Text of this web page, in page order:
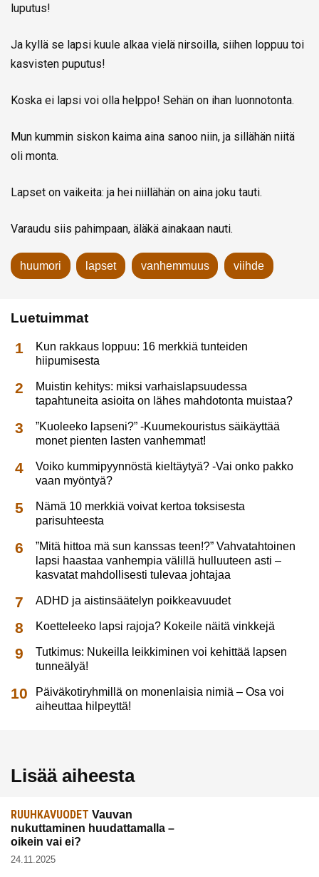
luputus!
Ja kyllä se lapsi kuule alkaa vielä nirsoilla, siihen loppuu toi
kasvisten puputus!
Koska ei lapsi voi olla helppo! Sehän on ihan luonnotonta.
Mun kummin siskon kaima aina sanoo niin, ja sillähän niitä
oli monta.
Lapset on vaikeita: ja hei niillähän on aina joku tauti.
Varaudu siis pahimpaan, äläkä ainakaan nauti.
huumori lapset vanhemmuus viihde
Luetuimmat
Kun rakkaus loppuu: 16 merkkiä tunteiden
hiipumisesta
Muistin kehitys: miksi varhaislapsuudessa
tapahtuneita asioita on lähes mahdotonta muistaa?
”Kuoleeko lapseni?” -Kuumekouristus säikäyttää
monet pienten lasten vanhemmat!
Voiko kummipyynnöstä kieltäytyä? -Vai onko pakko
vaan myöntyä?
Nämä 10 merkkiä voivat kertoa toksisesta
parisuhteesta
”Mitä hittoa mä sun kanssas teen!?” Vahvatahtoinen
lapsi haastaa vanhempia välillä hulluuteen asti –
kasvatat mahdollisesti tulevaa johtajaa
ADHD ja aistinsäätelyn poikkeavuudet
Koetteleeko lapsi rajoja? Kokeile näitä vinkkejä
Tutkimus: Nukeilla leikkiminen voi kehittää lapsen
tunneälyä!
Päiväkotiryhmillä on monenlaisia nimiä – Osa voi
aiheuttaa hilpeyttä!
Lisää aiheesta
RUUHKAVUODET Vauvan
nukuttaminen huudattamalla –
oikein vai ei?
24.11.2025